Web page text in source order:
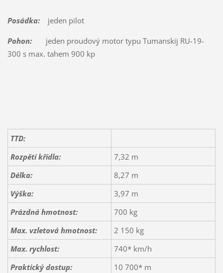
Posádka:jeden pilot
Pohon:jeden proudový motor typu Tumanskij RU-19-
300 s max. tahem 900 kp
TTD:
Rozpětí křídla:
7,32 m
Délka:
8,27 m
Výška:
3,97 m
Prázdná hmotnost:
700 kg
Max. vzletová hmotnost:
2 150 kg
Max. rychlost:
740* km/h
Praktický dostup:
10 700* m